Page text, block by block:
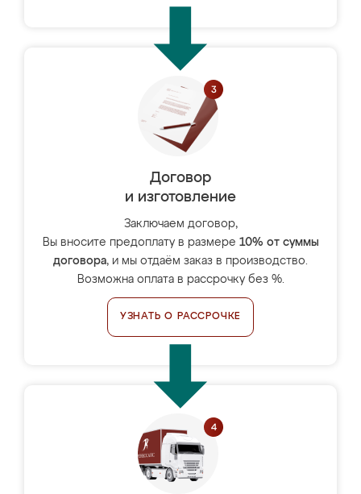
Договор
и изготовление
Заключаем договор,
Вы вносите предоплату в размере 10% от суммы
договора, и мы отдаём заказ в производство.
Возможна оплата в рассрочку без %.
УЗНАТЬ О РАССРОЧКЕ